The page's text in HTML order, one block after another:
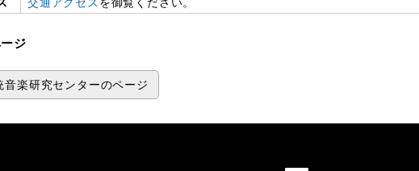
交通アクセス を御覧ください。
ジ
音楽研究センターのページ